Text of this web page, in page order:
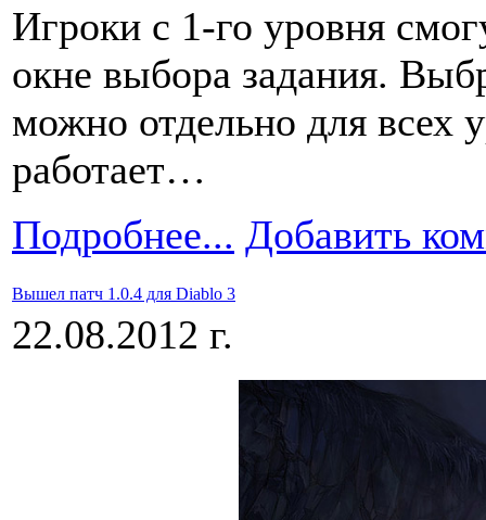
Игроки с 1-го уровня
окне выбора задания.
можно отдельно для всех
работает…
Подробнее... Добавить
Вышел патч 1.0.4 для Diablo 3
22.08.2012 г.